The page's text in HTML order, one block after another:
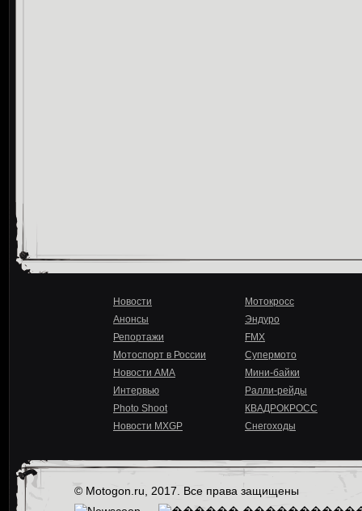
Новости
Анонсы
Репортажи
Мотоспорт в России
Новости AMA
Интервью
Photo Shoot
Новости MXGP
Мотокросс
Эндуро
FMX
Супермото
Мини-байки
Ралли-рейды
КВАДРОКРОСС
Снегоходы
© Motogon.ru, 2017. Все права защищены